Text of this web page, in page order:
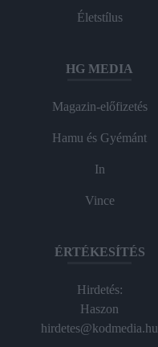
Életstílus
HG MEDIA
Magazin-előfizetés
Hamu és Gyémánt
In
Vince
ÉRTÉKESÍTÉS
Hirdetés:
Haszon
hirdetes@kodmedia.hu